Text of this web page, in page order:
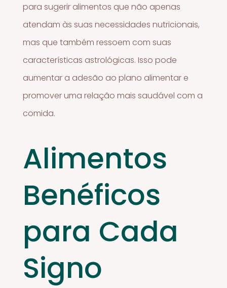
para sugerir alimentos que não apenas
atendam às suas necessidades nutricionais,
mas que também ressoem com suas
características astrológicas. Isso pode
aumentar a adesão ao plano alimentar e
promover uma relação mais saudável com a
comida.
Alimentos
Benéficos
para Cada
Signo